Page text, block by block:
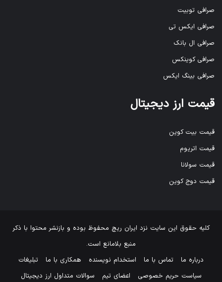
صرافی توبیت
صرافی ایکس تی
صرافی ال بانک
صرافی کوینکس
صرافی بینگ ایکس
قیمت ارز دیجیتال
قیمت بیت کوین
قیمت اتریوم
قیمت سولانا
قیمت دوج کوین
کلیه حقوق این سایت نزد ایران ریچ محفوظ بوده و بازنشر محتوا با ذکر
منبع بلامانع است.
درباره ما
تماس با ما استخدام نویسنده همکاری با ما
تبلیغات
سیاست حریم خصوصی
اعضای تیم سوالات متداول ارز دیجیتال